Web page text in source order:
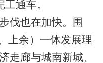
通车。
也在加快。围
上余）一体发展理
走廊与城南新城、